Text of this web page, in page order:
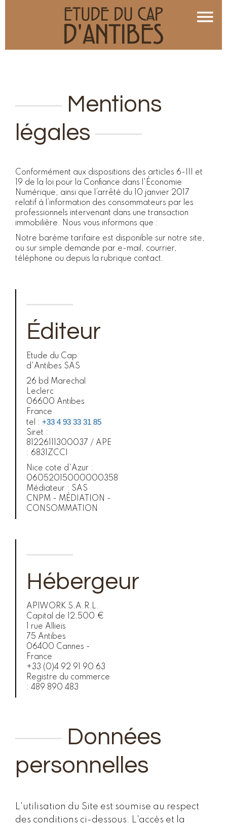
Mentions
légales
Conformément aux dispositions des articles 6-III et
19 de la loi pour la Confiance dans l'Économie
Numérique, ainsi que l’arrêté du 10 janvier 2017
relatif à l’information des consommateurs par les
professionnels intervenant dans une transaction
immobilière. Nous vous informons que :
Notre barème tarifaire est disponible sur notre site,
ou sur simple demande par e-mail, courrier,
téléphone ou depuis la rubrique contact.
Éditeur
Etude du Cap
d'Antibes SAS
26 bd Marechal
Leclerc
06600 Antibes
France
tel : +33 4 93 33 31 85
Siret :
81226111300037 / APE
: 6831ZCCI
Nice cote d'Azur :
06052015000000358
Médiateur : SAS
CNPM - MÉDIATION -
CONSOMMATION
Hébergeur
APIWORK S.A.R.L.
Capital de 12.500 €
1 rue Allieis
75 Antibes
06400 Cannes -
France
+33 (0)4 92 91 90 63
Registre du commerce
: 489 890 483
Données
personnelles
L'utilisation du Site est soumise au respect
des conditions ci-dessous. L'accès et la